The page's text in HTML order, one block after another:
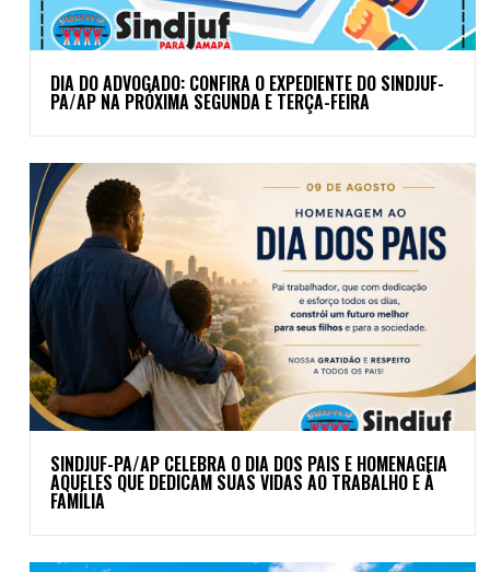
DIA DO ADVOGADO: CONFIRA O EXPEDIENTE DO SINDJUF-
PA/AP NA PRÓXIMA SEGUNDA E TERÇA-FEIRA
SINDJUF-PA/AP CELEBRA O DIA DOS PAIS E HOMENAGEIA
AQUELES QUE DEDICAM SUAS VIDAS AO TRABALHO E À
FAMÍLIA